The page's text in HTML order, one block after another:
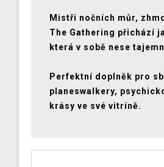
Mistři nočních můr,
The Gathering přichází
která v sobě nese
Perfektní doplněk pro
planeswalkery,
krásy ve své vitríně.